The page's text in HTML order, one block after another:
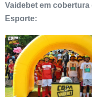
Vaidebet em
Esporte: